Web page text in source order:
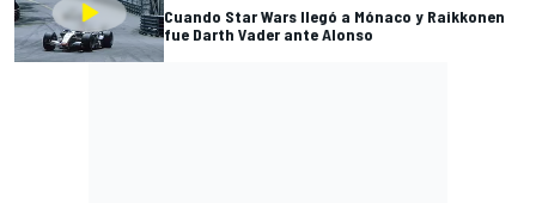
Cuando Star Wars llegó a Mónaco y Raikkonen
fue Darth Vader ante Alonso